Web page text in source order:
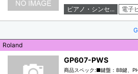
ピアノ・シンセ... 電子
Roland
GP607-PWS
商品スペック:■鍵盤：88鍵